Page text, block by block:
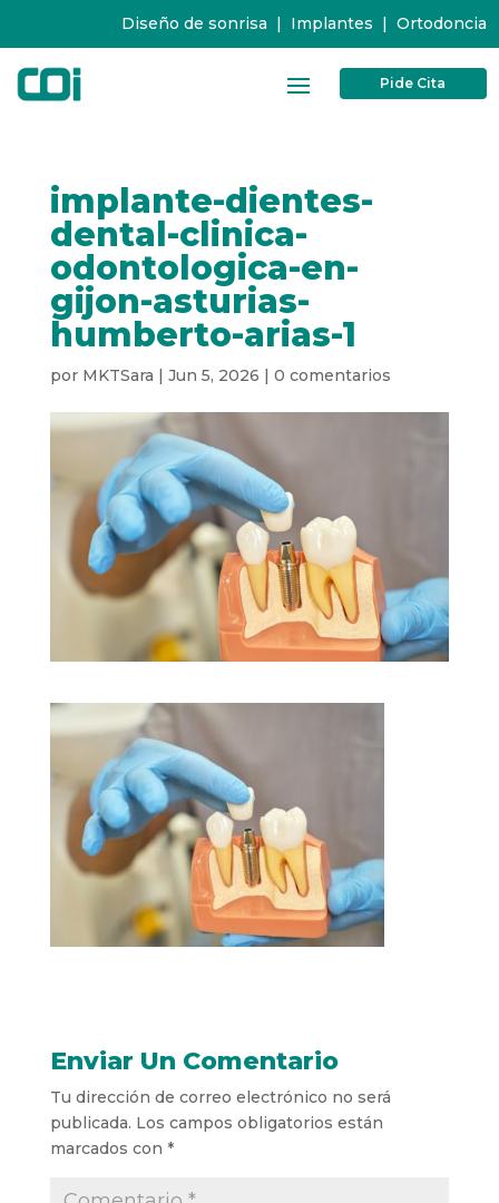
Diseño de sonrisa | Implantes | Ortodoncia
Pide Cita
implante-dientes-
dental-clinica-
odontologica-en-
gijon-asturias-
humberto-arias-1
por MKTSara | Jun 5, 2026 | 0 comentarios
Enviar Un Comentario
Tu dirección de correo electrónico no será
publicada. Los campos obligatorios están
marcados con *